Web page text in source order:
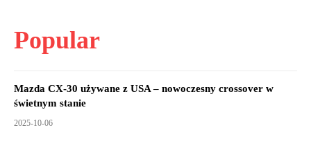
Popular
Mazda CX-30 używane z USA – nowoczesny crossover w
świetnym stanie
2025-10-06